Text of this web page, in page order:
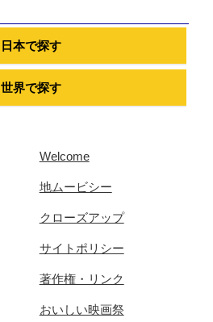
日本で探す
世界で探す
Welcome
地ムービシー
クローズアップ
サイトポリシー
著作権・リンク
おいしい映画祭